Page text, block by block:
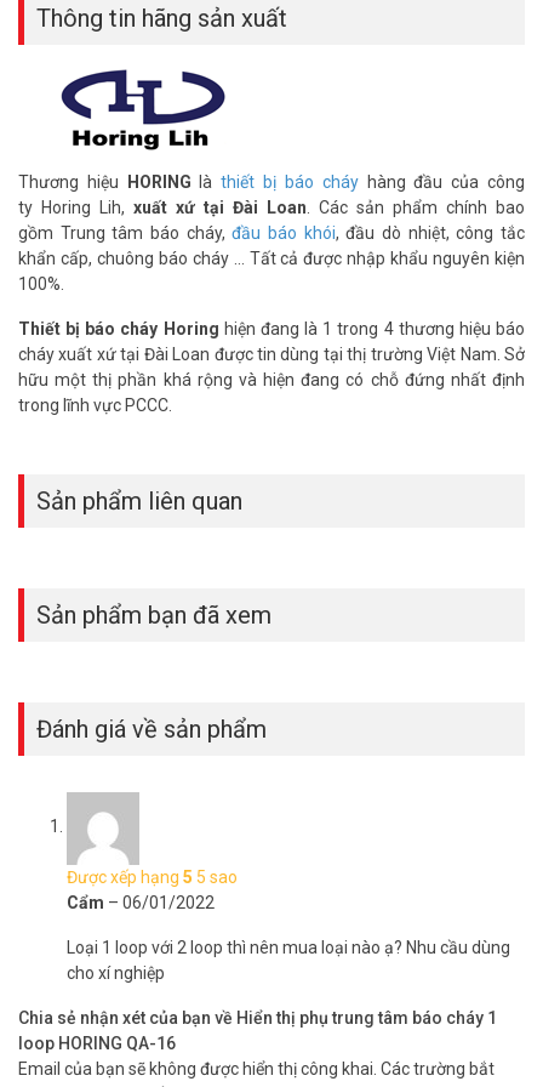
phẩm bảo hành chính hãng tạiVũ Hoàng Telecom
trợ lắp đặt chuyên nghiệp. Đây là lựa chọn đáng tin cậy cho mọi
công trình.
HORING QA-16 1 loop hiển thị phụ nâng cao hiệu quả giám sát báo
cháy. Với màn hình LCD, độ bền cao, đây là giải pháp lý tưởng cho
công trình nhỏ. Liên hệ Vũ Hoàng Telecom qua hotline
0908.123.456 để nhận báo giá và tư vấn miễn phí ngay hôm nay.
Tham khảo thêm hình ảnh tạiFacebook Vuhoangtelecom nhé.
Thông tin hãng sản xuất
Thương hiệu HORING làthiết bị báo cháyhàng đầu của công
ty Horing Lih, xuất xứ tại Đài Loan . Các sản phẩm chính bao
gồm Trung tâm báo cháy,đầu báo khói, đầu dò nhiệt, công tắc
khẩn cấp, chuông báo cháy ... Tất cả được nhập khẩu nguyên kiện
100%.
Thiết bị báo cháy Horing hiện đang là 1 trong 4 thương hiệu báo
cháy xuất xứ tại Đài Loan được tin dùng tại thị trường Việt Nam. Sở
hữu một thị phần khá rộng và hiện đang có chỗ đứng nhất định
trong lĩnh vực PCCC.
Sản phẩm liên quan
Sản phẩm bạn đã xem
Đánh giá về sản phẩm
Được xếp hạng 5 5 sao
Cẩm – 06/01/2022
Loại 1 loop với 2 loop thì nên mua loại nào ạ? Nhu cầu dùng
cho xí nghiệp
Chia sẻ nhận xét của bạn về Hiển thị phụ trung tâm báo cháy 1
loop HORING QA-16
Email của bạn sẽ không được hiển thị công khai. Các trường bắt